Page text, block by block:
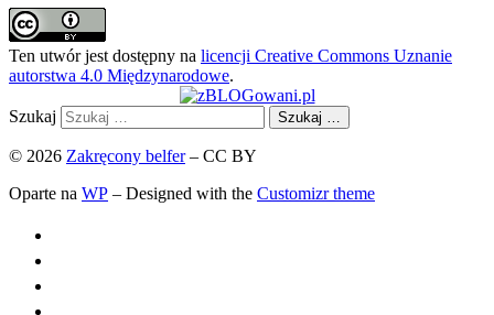
Ten utwór jest dostępny na licencji Creative Commons Uznanie
autorstwa 4.0 Międzynarodowe.
Szukaj Szukaj …
© 2026 Zakręcony belfer– CC BY
Oparte na WP – Designed with the Customizr theme